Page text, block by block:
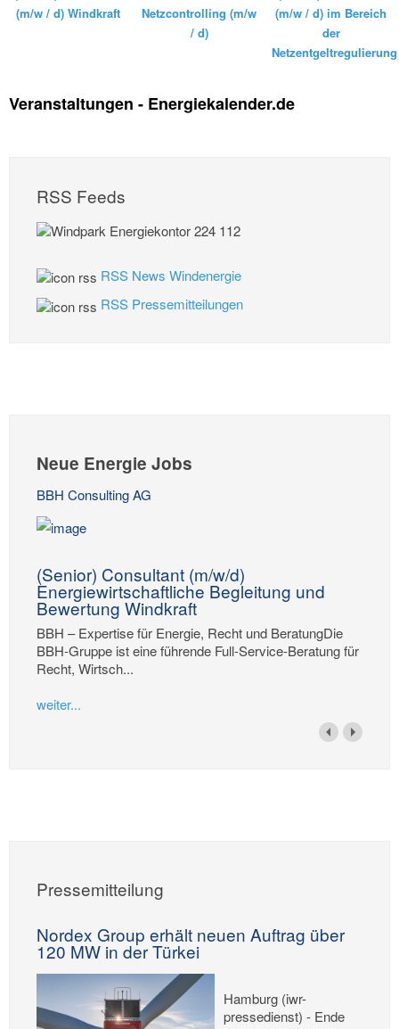
(m/w / d) Windkraft
Netzcontrolling (m/w
/ d)
(m/w / d) im Bereich
der
Netzentgeltregulierung
Veranstaltungen - Energiekalender.de
RSS Feeds
RSS News Windenergie
RSS Pressemitteilungen
Neue Energie Jobs
BBH Consulting AG
(Senior) Consultant (m/w/d)
Energiewirtschaftliche Begleitung und
Bewertung Windkraft
BBH – Expertise für Energie, Recht und BeratungDie
BBH-Gruppe ist eine führende Full-Service-Beratung für
Recht, Wirtsch...
weiter...
Pressemitteilung
Nordex Group erhält neuen Auftrag über
120 MW in der Türkei
Hamburg (iwr-
pressedienst) - Ende